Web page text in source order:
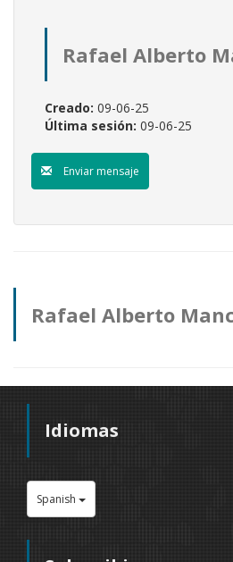
Rafael Alberto
Benitez
Creado: 09-06-25
Última sesión: 09-06-25
Enviar mensaje
Rafael Alberto
Idiomas
Spanish